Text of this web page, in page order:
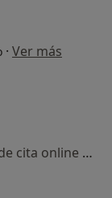
· Ver más
Este especialista no ofrece reserva de cita online en esta dirección.